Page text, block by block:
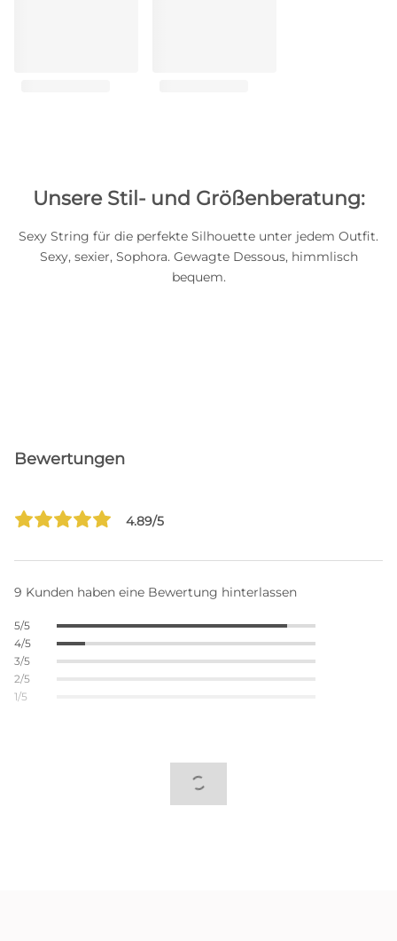
Unsere Stil- und Größenberatung:
Sexy String für die perfekte Silhouette unter jedem Outfit.
Sexy, sexier, Sophora. Gewagte Dessous, himmlisch
bequem.
Bewertungen
4.89/5
9 Kunden haben eine Bewertung hinterlassen
5/5
4/5
3/5
2/5
1/5